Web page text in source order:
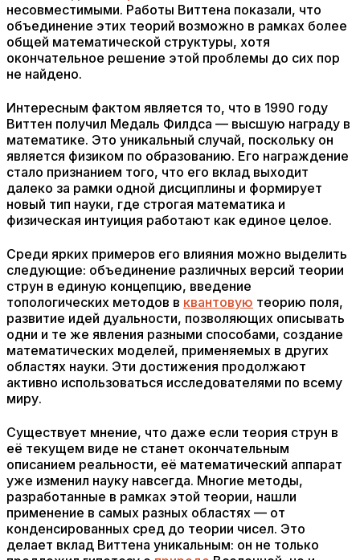
несовместимыми. Работы Виттена показали, что
объединение этих теорий возможно в рамках более
общей математической структуры, хотя
окончательное решение этой проблемы до сих пор
не найдено.
Интересным фактом является то, что в 1990 году
Виттен получил Медаль Филдса — высшую награду в
математике. Это уникальный случай, поскольку он
является физиком по образованию. Его награждение
стало признанием того, что его вклад выходит
далеко за рамки одной дисциплины и формирует
новый тип науки, где строгая математика и
физическая интуиция работают как единое целое.
Среди ярких примеров его влияния можно выделить
следующие: объединение различных версий теории
струн в единую концепцию, введение
топологических методов в квантовую теорию поля,
развитие идей дуальности, позволяющих описывать
одни и те же явления разными способами, создание
математических моделей, применяемых в других
областях науки. Эти достижения продолжают
активно использоваться исследователями по всему
миру.
Существует мнение, что даже если теория струн в
её текущем виде не станет окончательным
описанием реальности, её математический аппарат
уже изменил науку навсегда. Многие методы,
разработанные в рамках этой теории, нашли
применение в самых разных областях — от
конденсированных сред до теории чисел. Это
делает вклад Виттена уникальным: он не только